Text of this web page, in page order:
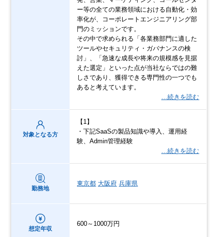
ー等の全ての業務領域における自動化・効
率化が、コーポレートエンジニアリング部
門のミッションです。
その中で求められる「各業務部門に適した
ツールやセキュリティ・ガバナンスの検
討」、「急速な成長や将来の規模感を見据
えた選定」といった点が当社ならではの難
しさであり、獲得できる専門性の一つでも
あると考えています。
…続きを読む
対象となる方
【1】
・下記SaaSの製品知識や導入、運用経
験、Admin管理経験
…続きを読む
勤務地
東京都 大阪府 兵庫県
想定年収
600～1000万円